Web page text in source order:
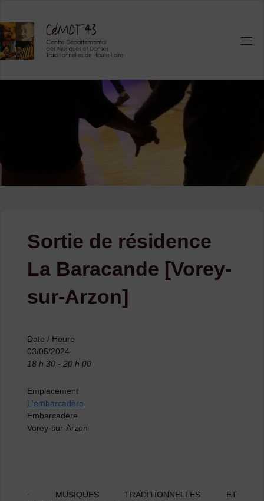
content
Sortie de résidence
La Baracande [Vorey-
sur-Arzon]
Date / Heure
03/05/2024
18 h 30 - 20 h 00
Emplacement
L'embarcadère
Embarcadère
Vorey-sur-Arzon
∙ MUSIQUES TRADITIONNELLES ET